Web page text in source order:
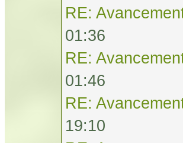
RE:
01:36
RE:
01:46
RE:
19:10